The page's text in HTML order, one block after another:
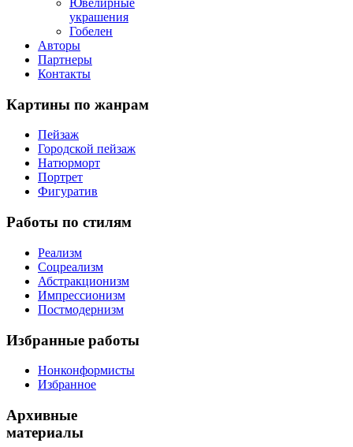
Ювелирные
украшения
Гобелен
Авторы
Партнеры
Контакты
Картины по жанрам
Пейзаж
Городской пейзаж
Натюрморт
Портрет
Фигуратив
Работы по стилям
Реализм
Соцреализм
Абстракционизм
Импрессионизм
Постмодернизм
Избранные работы
Нонконформисты
Избранное
Архивные
материалы